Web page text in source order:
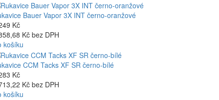
Bauer Vapor 3X INT černo-oranžové
Kč
Kč bez DPH
košíku
CCM Tacks XF SR černo-bílé
Kč
Kč bez DPH
košíku